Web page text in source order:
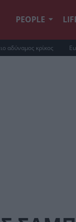
PEOPLE
αδύναμος κρίκος